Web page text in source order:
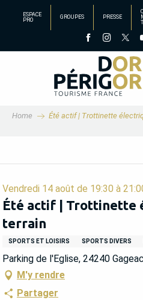
principal
ESPACE
PRO
GROUPES PRESSE
Home Été actif | Trottinette
Vendredi 14 août de 19:30 à
Été actif | Trottinette
terrain
SPORTS ET LOISIRS SPORTS DIVERS
Parking de l'Eglise, 24240
M'y rendre
Partager